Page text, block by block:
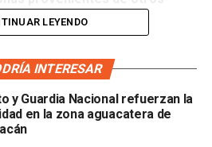
en materia migratoria, en la
llegan de otras entidades de
permanencia de quienes
LEYENDO
INTERESAR
y Guardia Nacional refuerzan la
en la zona aguacatera de